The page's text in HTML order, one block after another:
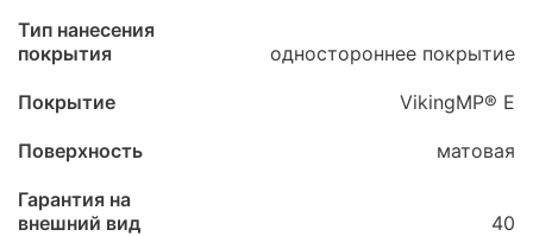
Тип нанесения
покрытия
одностороннее покрытие
Покрытие VikingMP® E
Поверхность матовая
Гарантия на
внешний вид
40